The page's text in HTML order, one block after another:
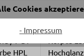
Cookies
- Impressum